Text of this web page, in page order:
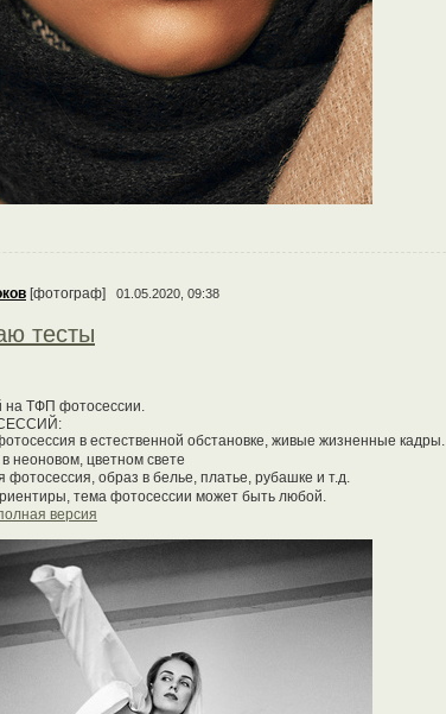
[фотограф] 01.05.2020, 09:38
тесты
на ТФП фотосессии.
в естественной обстановке, живые жизненные кадры.
неоновом, цветном свете
фотосессия, образ в белье, платье, рубашке и т.д.
тема фотосессии может быть любой.
версия